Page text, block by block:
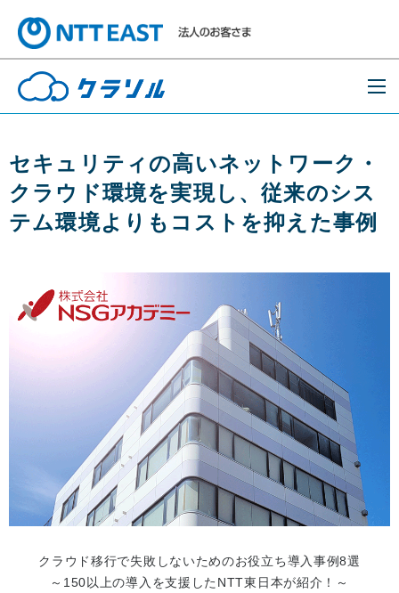
セキュリティの高いネットワーク・
クラウド環境を実現し、従来のシス
テム環境よりもコストを抑えた事例
クラウド移行で失敗しないためのお役立ち導入事例8選
～150以上の導入を支援したNTT東日本が紹介！～